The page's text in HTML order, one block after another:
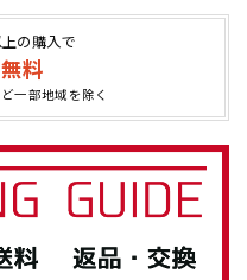
の購入で
料
一部地域を除く
に欲しく購入です(*^^*)
だきありがとうござ
だけてよかったです。
ろしくお願いいたし